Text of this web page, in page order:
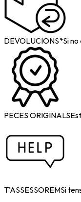
DEVOLUCIONS*Si
PECES ORIGINALS
T'ASSESSOREMSi